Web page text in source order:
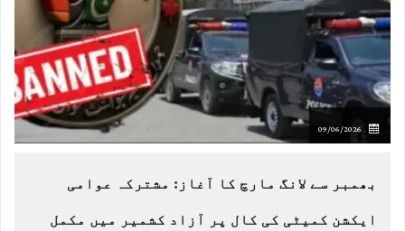
09/06/2026
بھمبر سے لانگ مارچ کا آغاز: مشترکہ عوامی
ایکشن کمیٹی کی کال پر آزاد کشمیر میں مکمل